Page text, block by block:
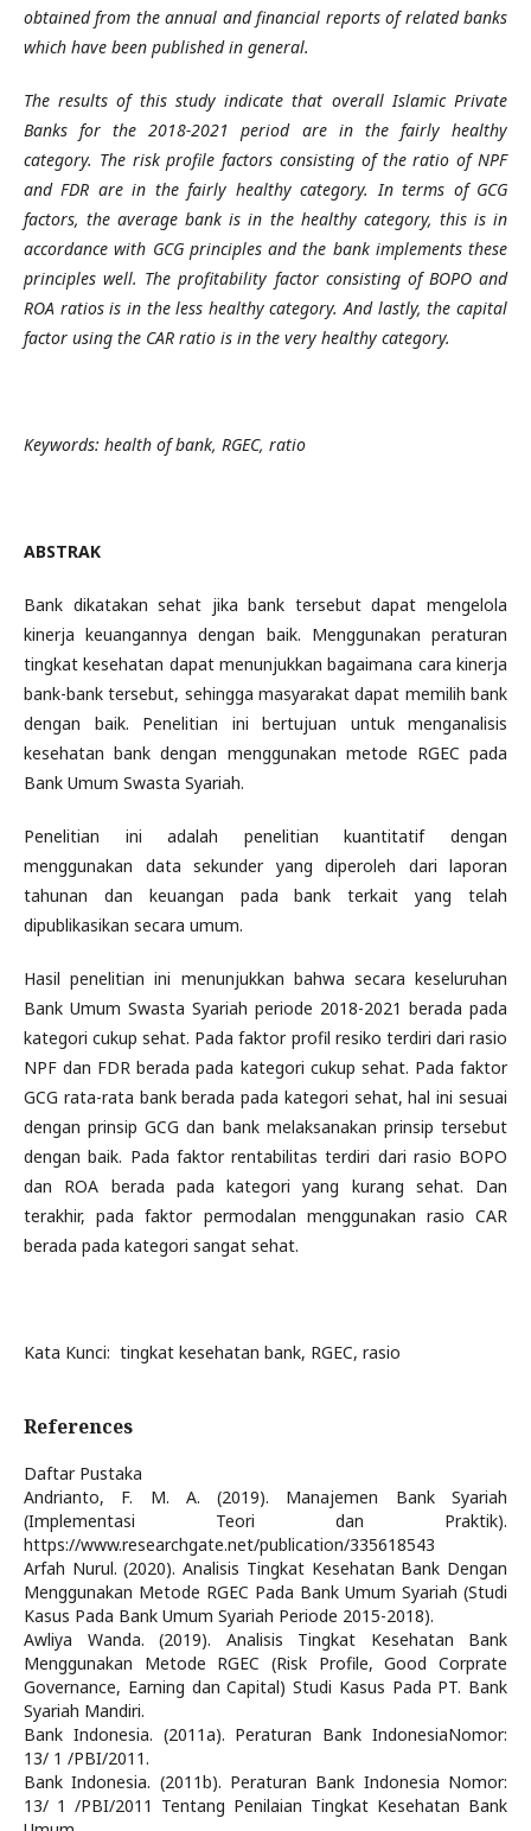
obtained from the annual and financial reports of related banks
which have been published in general.
The results of this study indicate that overall Islamic Private
Banks for the 2018-2021 period are in the fairly healthy
category. The risk profile factors consisting of the ratio of NPF
and FDR are in the fairly healthy category. In terms of GCG
factors, the average bank is in the healthy category, this is in
accordance with GCG principles and the bank implements these
principles well. The profitability factor consisting of BOPO and
ROA ratios is in the less healthy category. And lastly, the capital
factor using the CAR ratio is in the very healthy category.
Keywords: health of bank, RGEC, ratio
ABSTRAK
Bank dikatakan sehat jika bank tersebut dapat mengelola
kinerja keuangannya dengan baik. Menggunakan peraturan
tingkat kesehatan dapat menunjukkan bagaimana cara kinerja
bank-bank tersebut, sehingga masyarakat dapat memilih bank
dengan baik. Penelitian ini bertujuan untuk menganalisis
kesehatan bank dengan menggunakan metode RGEC pada
Bank Umum Swasta Syariah.
Penelitian ini adalah penelitian kuantitatif dengan
menggunakan data sekunder yang diperoleh dari laporan
tahunan dan keuangan pada bank terkait yang telah
dipublikasikan secara umum.
Hasil penelitian ini menunjukkan bahwa secara keseluruhan
Bank Umum Swasta Syariah periode 2018-2021 berada pada
kategori cukup sehat. Pada faktor profil resiko terdiri dari rasio
NPF dan FDR berada pada kategori cukup sehat. Pada faktor
GCG rata-rata bank berada pada kategori sehat, hal ini sesuai
dengan prinsip GCG dan bank melaksanakan prinsip tersebut
dengan baik. Pada faktor rentabilitas terdiri dari rasio BOPO
dan ROA berada pada kategori yang kurang sehat. Dan
terakhir, pada faktor permodalan menggunakan rasio CAR
berada pada kategori sangat sehat.
Kata Kunci: tingkat kesehatan bank, RGEC, rasio
References
Daftar Pustaka
Andrianto, F. M. A. (2019). Manajemen Bank Syariah
(Implementasi Teori dan Praktik).
https://www.researchgate.net/publication/335618543
Arfah Nurul. (2020). Analisis Tingkat Kesehatan Bank Dengan
Menggunakan Metode RGEC Pada Bank Umum Syariah (Studi
Kasus Pada Bank Umum Syariah Periode 2015-2018).
Awliya Wanda. (2019). Analisis Tingkat Kesehatan Bank
Menggunakan Metode RGEC (Risk Profile, Good Corprate
Governance, Earning dan Capital) Studi Kasus Pada PT. Bank
Syariah Mandiri.
Bank Indonesia. (2011a). Peraturan Bank IndonesiaNomor:
13/ 1 /PBI/2011.
Bank Indonesia. (2011b). Peraturan Bank Indonesia Nomor:
13/ 1 /PBI/2011 Tentang Penilaian Tingkat Kesehatan Bank